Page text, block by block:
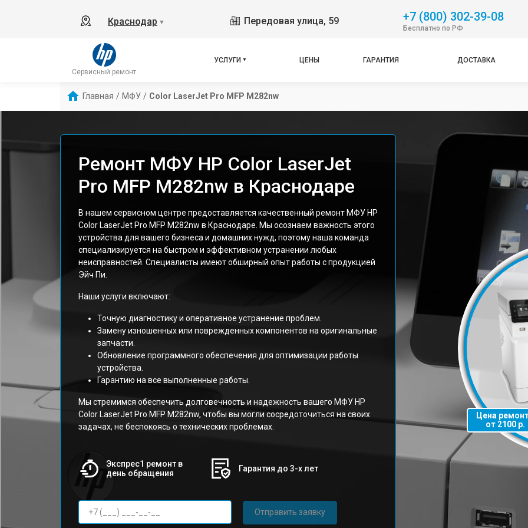
Краснодар ▼ Передовая улица, 59 +7 (800) 302-39-08
Бесплатно по РФ
Сервисный ремонт
УСЛУГИ ЦЕНЫ ГАРАНТИЯ ДОСТАВКА
Главная / МФУ / Color LaserJet Pro MFP M282nw
Ремонт МФУ HP Color LaserJet
Pro MFP M282nw в Краснодаре
В нашем сервисном центре предоставляется качественный ремонт МФУ HP
Color LaserJet Pro MFP M282nw в Краснодаре. Мы осознаем важность этого
устройства для вашего бизнеса и домашних нужд, поэтому наша команда
специализируется на быстром и эффективном устранении любых
неисправностей. Специалисты имеют обширный опыт работы с продукцией
Эйч Пи.
Наши услуги включают:
Точную диагностику и оперативное устранение проблем.
Замену изношенных или поврежденных компонентов на оригинальные
запчасти.
Обновление программного обеспечения для оптимизации работы
устройства.
Гарантию на все выполненные работы.
Мы стремимся обеспечить долговечность и надежность вашего МФУ HP
Color LaserJet Pro MFP M282nw, чтобы вы могли сосредоточиться на своих
задачах, не беспокоясь о технических проблемах.
Экспрес1 ремонт в
день обращения
Гарантия до 3-х лет
Отправить заявку
Цена
от 2100 р.